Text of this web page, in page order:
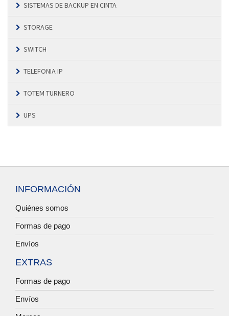
SISTEMAS DE BACKUP EN CINTA
STORAGE
SWITCH
TELEFONIA IP
TOTEM TURNERO
UPS
INFORMACIÓN
Quiénes somos
Formas de pago
Envíos
EXTRAS
Formas de pago
Envíos